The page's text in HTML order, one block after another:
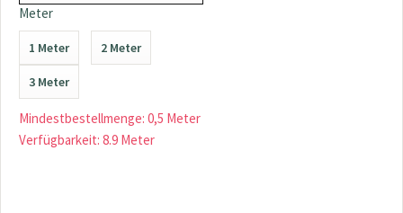
Meter
1 Meter 2 Meter
3 Meter
Mindestbestellmenge: 0,5 Meter
Verfügbarkeit: 8.9 Meter